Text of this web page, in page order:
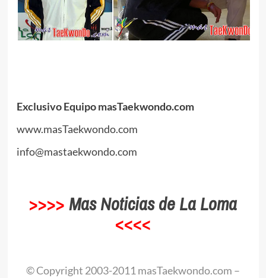
Exclusivo Equipo masTaekwondo.com
www.masTaekwondo.com
info@mastaekwondo.com
>>>> Mas Noticias de La Loma
<<<<
© Copyright 2003-2011 masTaekwondo.com –